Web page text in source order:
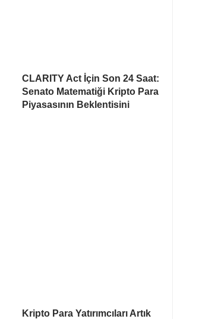
CLARITY Act İçin Son 24 Saat:
Senato Matematiği Kripto Para
Piyasasının Beklentisini
Kripto Para Yatırımcıları Artık